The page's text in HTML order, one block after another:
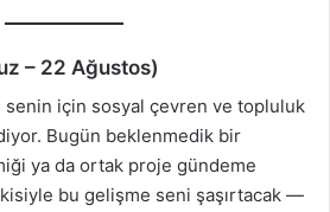
– 22 Ağustos)
senin için sosyal çevren ve topluluk
Bugün beklenmedik bir
ya da ortak proje gündeme
bu gelişme seni şaşırtacak —